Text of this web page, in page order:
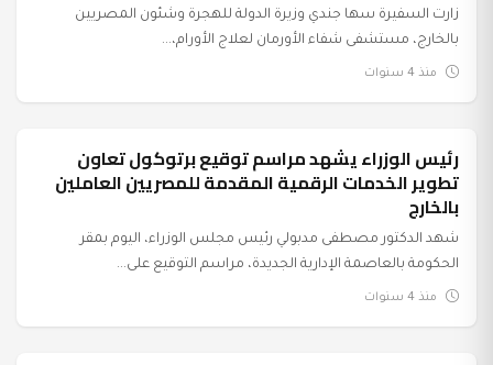
زارت السفيرة سها جندي وزيرة الدولة للهجرة وشئون المصريين
بالخارج، مستشفى شفاء الأورمان لعلاج الأورام،...
منذ 4 سنوات
السياسة
رئيس الوزراء يشهد مراسم توقيع برتوكول تعاون
تطوير الخدمات الرقمية المقدمة للمصريين العاملين
بالخارج
شهد الدكتور مصطفى مدبولي رئيس مجلس الوزراء، اليوم بمقر
الحكومة بالعاصمة الإدارية الجديدة، مراسم التوقيع على...
منذ 4 سنوات